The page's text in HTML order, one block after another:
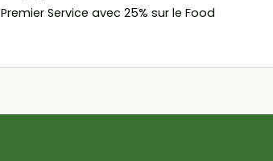
Premier Service avec 25% sur le Food